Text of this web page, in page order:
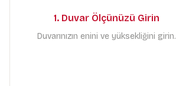
1. Duvar Ölçünüzü Girin
Duvarınızın enini ve yüksekliğini girin.